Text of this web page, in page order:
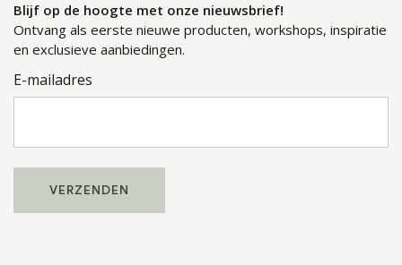
Blijf op de hoogte met onze nieuwsbrief!
Ontvang als eerste nieuwe producten, workshops, inspiratie
en exclusieve aanbiedingen.
E-mailadres